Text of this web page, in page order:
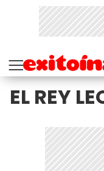
EL REY